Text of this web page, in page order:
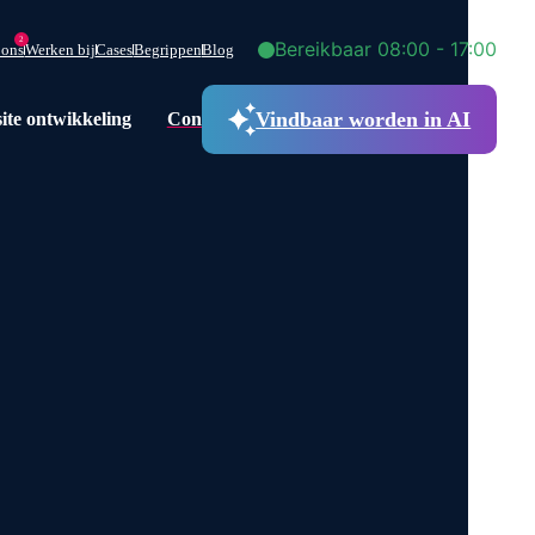
2
Werken bijCasesBegrippenBlog Bereikbaar 08:00 - 17:00
ontwikkeling Contact Vindbaar worden in AI